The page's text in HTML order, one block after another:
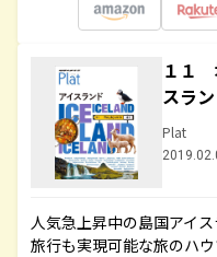
１１
スラ
Plat
人気急上昇中の島国アイ
旅行も実現可能な旅のハ